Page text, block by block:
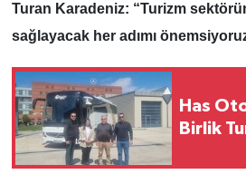
Turan Karadeniz: “Turizm
sağlayacak her adımı
Has
Birlik